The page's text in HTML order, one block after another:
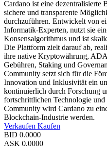
Cardano ist eine dezentralisierte
sichere und transparente
durchzuführen. Entwickelt von
Informatik-Experten, nutzt sie
Konsensalgorithmus und ist
Die Plattform zielt darauf ab,
ihre native Kryptowährung,
Gebühren, Staking und
Community setzt sich für die
Innovation und Inklusivität ein
kontinuierlich durch Forschung
fortschrittlichen Technologie
Community wird Cardano zu
Blockchain-Industrie werden.
Verkaufen Kaufen
BID 0.0000
ASK 0.0000